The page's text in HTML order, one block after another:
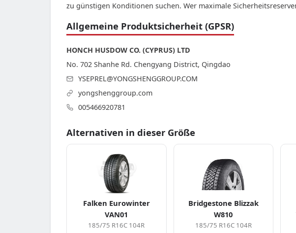
zu günstigen Konditionen suchen. Wer maximale
Allgemeine Produktsicherheit (GPSR)
HONCH HUSDOW CO. (CYPRUS) LTD
No. 702 Shanhe Rd. Chengyang District, Qingdao
YSEPREL@YONGSHENGGROUP.COM
yongshenggroup.com
005466920781
Alternativen in dieser Größe
Falken Eurowinter
VAN01
185/75 R16C 104R
Bridgestone Blizzak
W810
185/75 R16C 104R